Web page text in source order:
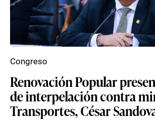
Renovación Popular
de interpelación contra
Transportes, César
Congreso